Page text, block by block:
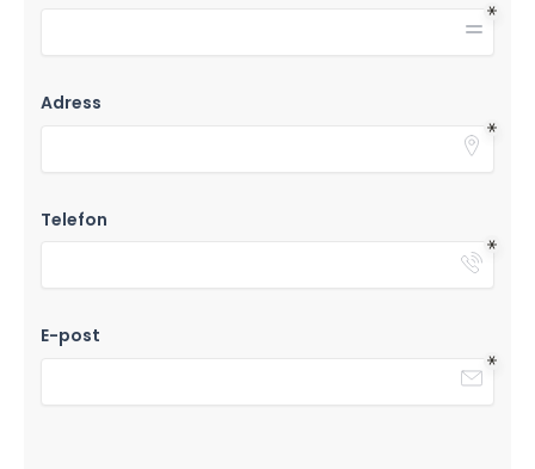
Adress
Telefon
E-post